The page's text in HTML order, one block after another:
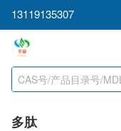
13119135307
多肽